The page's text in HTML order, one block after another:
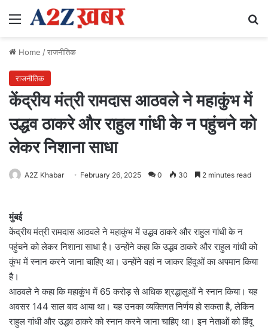
Menu
Home /राजनीतिक
राजनीतिक
केंद्रीय मंत्री रामदास आठवले ने महाकुंभ में
उद्धव ठाकरे और राहुल गांधी के न पहुंचने को
लेकर निशाना साधा
A2Z Khabar February 26, 2025 0 30 2 minutes read
मुंबई
केंद्रीय मंत्री रामदास आठवले ने महाकुंभ में उद्धव ठाकरे और राहुल गांधी के न
पहुंचने को लेकर निशाना साधा है। उन्होंने कहा कि उद्धव ठाकरे और राहुल गांधी को
कुंभ में स्नान करने जाना चाहिए था। उन्‍होंने वहां न जाकर हिंदुओं का अपमान क‍िया
है।
आठवले ने कहा कि महाकुंभ में 65 करोड़ से अधिक श्रद्धालुओं ने स्नान किया। यह
अवसर 144 साल बाद आया था। यह उनका व्यक्तिगत निर्णय हो सकता है, लेकिन
राहुल गांधी और उद्धव ठाकरे को स्नान करने जाना चाहिए था। इन नेताओं को हिंदू